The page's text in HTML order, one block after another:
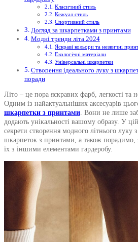
Класичний стиль
Кежуал стиль
Спортивний стиль
Догляд за шкарпетками з принтами
Модні тренди літа 2024
Яскраві кольори та незвичні
Екологічні матеріали
Універсальні шкарпетки
Створення ідеального луку з
поради
Літо – це пора яскравих фарб, легкості та
Одним із найактуальніших аксесуарів
шкарпетки з принтами . Вони не лише
додають унікальності вашому образу. У
секрети створення модного літнього луку
шкарпеток з принтами, а також порадимо,
їх з іншими елементами гардеробу.